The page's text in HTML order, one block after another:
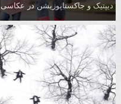
دیپتیک و جاکستا‌پوزیشن در عکاسی